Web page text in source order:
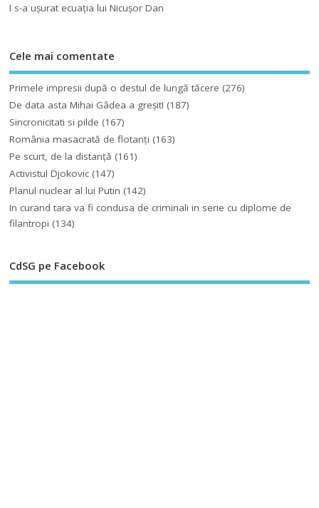
I s-a uşurat ecuaţia lui Nicuşor Dan
Cele mai comentate
Primele impresii după o destul de lungă tăcere (276)
De data asta Mihai Gâdea a greşit! (187)
Sincronicitati si pilde (167)
România masacrată de flotanţi (163)
Pe scurt, de la distanță (161)
Activistul Djokovic (147)
Planul nuclear al lui Putin (142)
In curand tara va fi condusa de criminali in serie cu diplome de
filantropi (134)
CdSG pe Facebook